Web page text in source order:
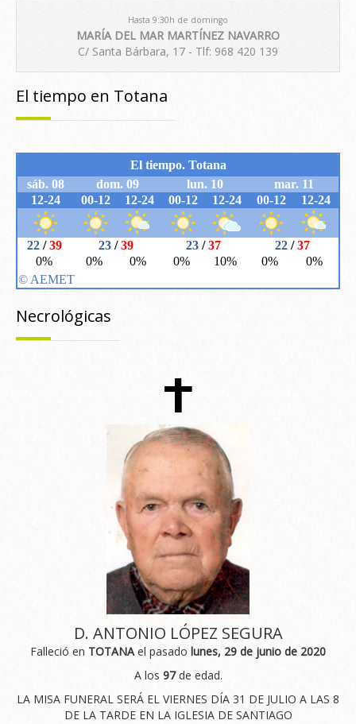
Necrológicas
D. ANTONIO LÓPEZ SEGURA
Falleció en TOTANAel pasado lunes, 29 de junio de 2020
A los 97de edad.
LA MISA FUNERAL SERÁ EL VIERNES DÍA 31 DE JULIO A LAS 8
DE LA TARDE EN LA IGLESIA DE SANTIAGO
Hasta 9:30h de domingo
MARÍA DEL MAR MARTÍNEZ NAVARRO
C/ Santa Bárbara, 17 - Tlf: 968 420 139
El tiempo en Totana